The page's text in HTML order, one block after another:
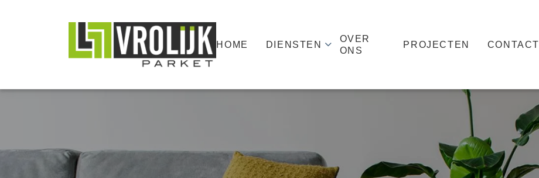
HOME DIENSTEN
OVER
ONS
PROJECTEN CONTACT